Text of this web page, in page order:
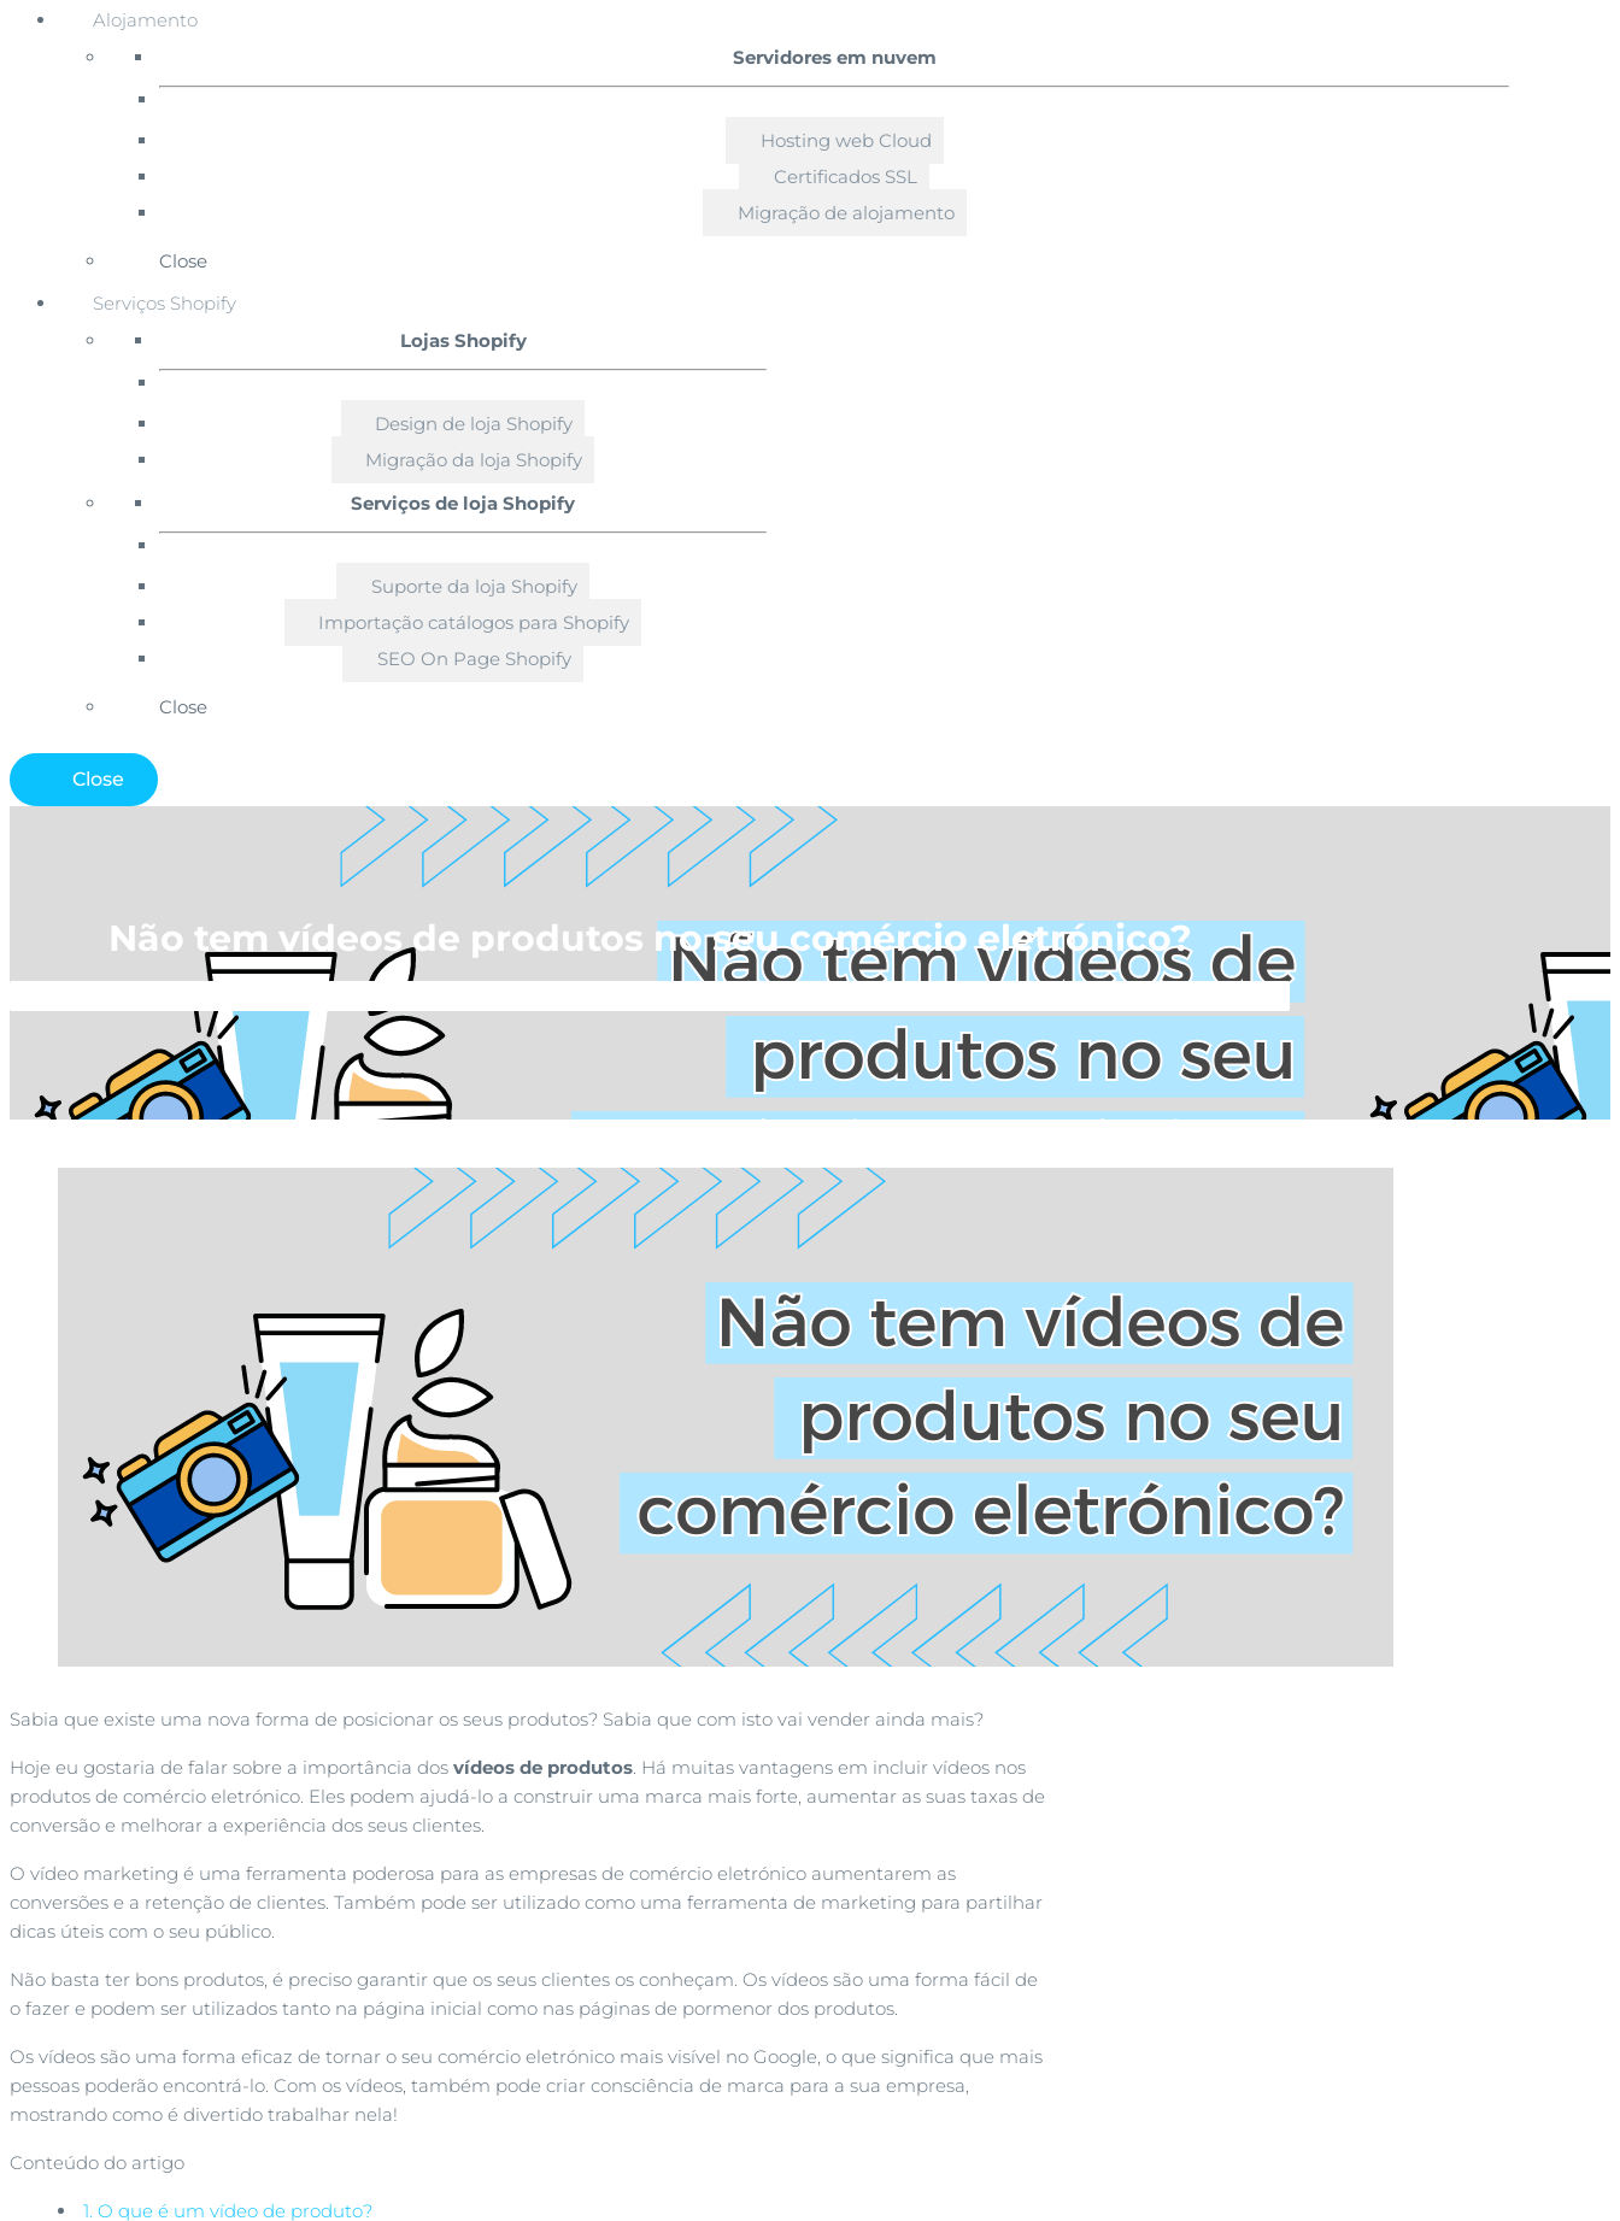
Alojamento
Servidores em nuvem
Hosting web Cloud
Certificados SSL
Migração de alojamento
Close
Serviços Shopify
Lojas Shopify
Design de loja Shopify
Migração da loja Shopify
Serviços de loja Shopify
Suporte da loja Shopify
Importação catálogos para Shopify
SEO On Page Shopify
Close
Close
Não tem vídeos de produtos no seu comércio eletrónico?
Sabia que existe uma nova forma de posicionar os seus produtos? Sabia que com isto vai vender ainda mais?
Hoje eu gostaria de falar sobre a importância dos vídeos de produtos. Há muitas vantagens em incluir vídeos nos
produtos de comércio eletrónico. Eles podem ajudá-lo a construir uma marca mais forte, aumentar as suas taxas de
conversão e melhorar a experiência dos seus clientes.
O vídeo marketing é uma ferramenta poderosa para as empresas de comércio eletrónico aumentarem as
conversões e a retenção de clientes. Também pode ser utilizado como uma ferramenta de marketing para partilhar
dicas úteis com o seu público.
Não basta ter bons produtos, é preciso garantir que os seus clientes os conheçam. Os vídeos são uma forma fácil de
o fazer e podem ser utilizados tanto na página inicial como nas páginas de pormenor dos produtos.
Os vídeos são uma forma eficaz de tornar o seu comércio eletrónico mais visível no Google, o que significa que mais
pessoas poderão encontrá-lo. Com os vídeos, também pode criar consciência de marca para a sua empresa,
mostrando como é divertido trabalhar nela!
Conteúdo do artigo
1. O que é um vídeo de produto?